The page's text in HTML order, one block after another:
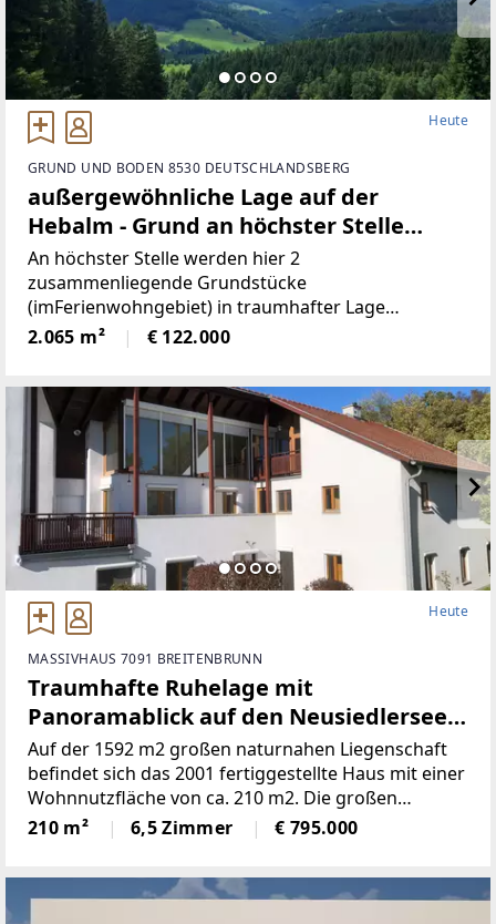
Heute
GRUND UND BODEN 8530 DEUTSCHLANDSBERG
außergewöhnliche Lage auf der
Hebalm - Grund an höchster Stelle
(Provisionsfrei)
An höchster Stelle werden hier 2
zusammenliegende Grundstücke
(imFerienwohngebiet) in traumhafter Lage
angeboten! Die beiden Grundstücke haben
inSumme 2.065m² (€59/ m²), sind süd-westlich
1100
2.065 m² € 122.000
Heute
MASSIVHAUS 7091 BREITENBRUNN
Traumhafte Ruhelage mit
Panoramablick auf den Neusiedlersee
(Provisionsfrei)
Auf der 1592 m2 großen naturnahen Liegenschaft
befindet sich das 2001 fertiggestellte Haus mit einer
Wohnnutzfläche von ca. 210 m2. Die großen
Fensterspenden viel Tageslicht und ermöglichen auf
mehreren Ebenen einenaußergewöhnlichen Blick
210 m² 6,5 Zimmer € 795.000